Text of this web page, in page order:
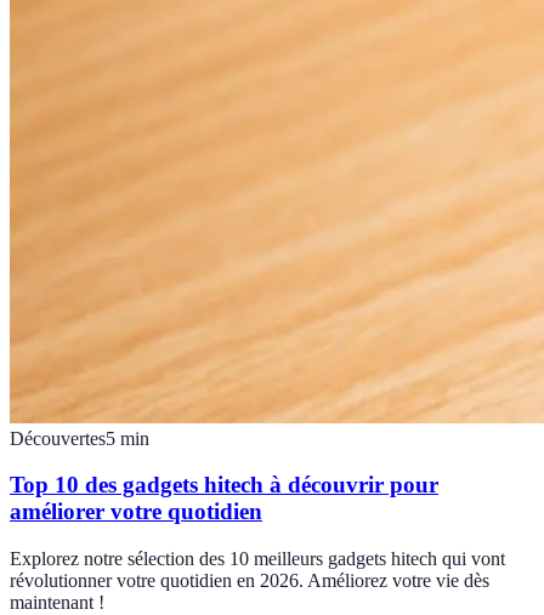
Découvertes5 min
Top 10 des gadgets hitech à découvrir pour
améliorer votre quotidien
Explorez notre sélection des 10 meilleurs gadgets hitech qui vont
révolutionner votre quotidien en 2026. Améliorez votre vie dès
maintenant !